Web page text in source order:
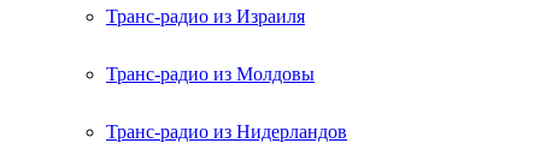
Транс-радио из Израиля
Транс-радио из Молдовы
Транс-радио из Нидерландов